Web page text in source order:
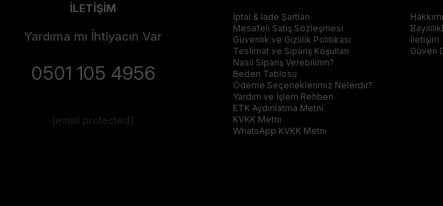
İLETİŞİM
Yardıma mı İhtiyacın Var
0501 105 4956
[email protected]
İptal & İade Şartları
Mesafeli Satış Sözleşmesi
Güvenlik ve Gizlilik Politikası
Teslimat ve Sipariş Koşulları
Nasıl Sipariş Verebilirim?
Beden Tablosu
Ödeme Seçeneklerimiz Nelerdir?
Yardım ve İşlem Rehberi
ETK Aydınlatma Metni
KVKK Metni
WhatsApp KVKK Metni
İletişim
Güven